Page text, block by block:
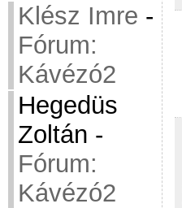
Klész Imre -
Fórum:
Kávézó2
Hegedüs
Zoltán -
Fórum:
Kávézó2